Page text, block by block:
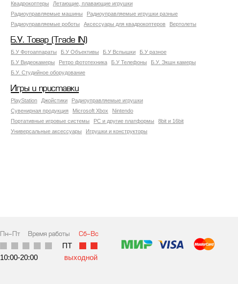
Квадрокоптеры
Летающие, плавающие игрушки
Радиоуправляемые машины
Радиоуправляемые игрушки разные
Радиоуправляемые роботы
Аксессуары для квадрокоптеров Вертолеты
Б.У. Товар (Trade IN)
Б.У Фотоаппараты Б.У Объективы Б.У Вспышки
Б.У разное
Б.У Видеокамеры
Ретро фототехника Б.У Телефоны
Б.У. Экшн камеры
Б.У. Студийное оборудование
Игры и приставки
PlayStation Джойстики
Радиоуправляемые игрушки
Сувенирная продукция
Microsoft Xbox
Nintendo
Портативные игровые системы
PC и другие платформы
8bit и 16bit
Универсальные аксессуары
Игрушки и конструкторы
Пн-Пт Время работы Сб-Вс
10:00-20:00 выходной
ПТ